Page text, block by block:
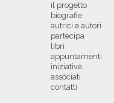
il progetto
biografie
autrici e autori
partecipa
libri
appuntamenti
iniziative
assòciati
contatti